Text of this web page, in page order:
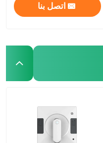
اتصل بنا